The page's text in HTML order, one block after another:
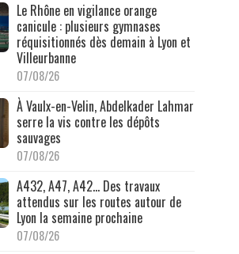
Le Rhône en vigilance orange
canicule : plusieurs gymnases
réquisitionnés dès demain à Lyon et
Villeurbanne
07/08/26
À Vaulx-en-Velin, Abdelkader Lahmar
serre la vis contre les dépôts
sauvages
07/08/26
A432, A47, A42… Des travaux
attendus sur les routes autour de
Lyon la semaine prochaine
07/08/26